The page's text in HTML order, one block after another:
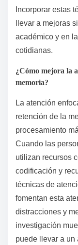
Incorporar estas
llevar a mejoras
académico y en
cotidianas.
¿Cómo mejora la
memoria?
La atención
retención de la
procesamiento
Cuando las
utilizan recursos
codificación y
técnicas de
fomentan esta
distracciones y
investigación
puede llevar a un